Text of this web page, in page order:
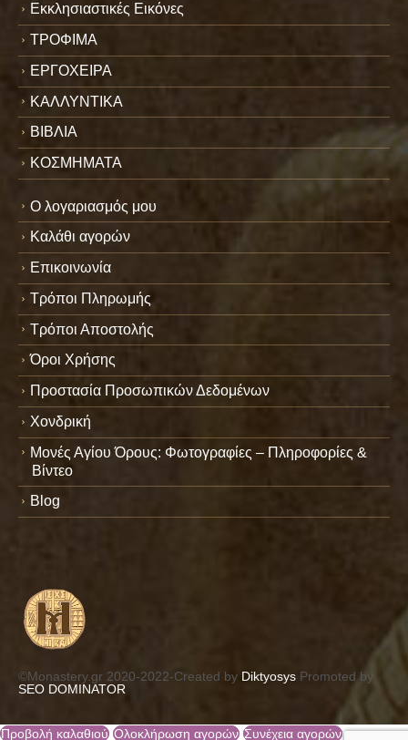
Εκκλησιαστικές Εικόνες
ΤΡΟΦΙΜΑ
ΕΡΓΟΧΕΙΡΑ
ΚΑΛΛΥΝΤΙΚΑ
ΒΙΒΛΙΑ
ΚΟΣΜΗΜΑΤΑ
Ο λογαριασμός μου
Καλάθι αγορών
Επικοινωνία
Τρόποι Πληρωμής
Τρόποι Αποστολής
Όροι Χρήσης
Προστασία Προσωπικών Δεδομένων
Χονδρική
Μονές Αγίου Όρους: Φωτογραφίες – Πληροφορίες &
Βίντεο
Blog
©Monastery.gr 2020-2022-Created by Diktyosys Promoted by
SEO DOMINATOR
Προβολή καλαθιού Ολοκλήρωση αγορών Συνέχεια αγορών